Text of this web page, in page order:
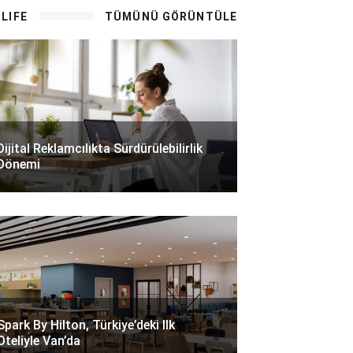
TÜMÜNÜ GÖRÜNTÜLE
Reklamcılıkta Sürdürülebilirlik
By Hilton, Türkiye’deki Ilk
Van’da